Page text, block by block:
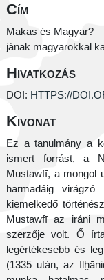
Cím
Makas és Magyar?
jának magyarokkal
Hivatkozás
DOI: HTTPS://
Kivonat
Ez a tanulmány a
ismert forrást, a
Mustawfī, a mongol
harmadáig virágzó
kiemelkedő
Mustawfī az iráni
szerzője volt. Ő
legértékesebb és
(1335 után, az